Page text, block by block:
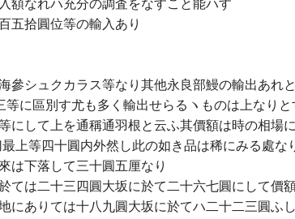
額なれハ充分の調査をなすこと能ハす
五拾圓位等の輸入あり
シュクカラス等なり其他永良部鰻の輸出あれ
に區別す尤も多く輸出せらるヽものは上なりと
にして上を通稱通羽根と云ふ其價額は時の相場
上等四十圓内外然し此の如き品は稀にみる處
は下落して三十圓五厘なり
ては二十三四圓大坂に於て二十六七圓にして價
にありては十八九圓大坂に於てハ二十二三圓ふ